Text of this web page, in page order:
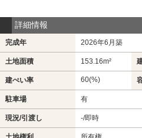
詳細情報
完成年 2026年6月築
土地面積 153.16m²
建ぺい率 60(%)
駐車場 有
現況/引渡し -/即時